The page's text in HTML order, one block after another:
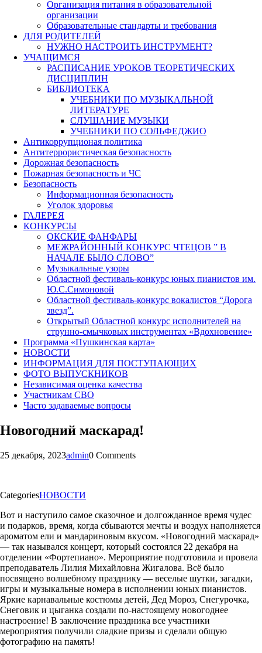
Организация питания в образовательной
организации
Образовательные стандарты и требования
ДЛЯ РОДИТЕЛЕЙ
НУЖНО НАСТРОИТЬ ИНСТРУМЕНТ?
УЧАЩИМСЯ
РАСПИСАНИЕ УРОКОВ ТЕОРЕТИЧЕСКИХ
ДИСЦИПЛИН
БИБЛИОТЕКА
УЧЕБНИКИ ПО МУЗЫКАЛЬНОЙ
ЛИТЕРАТУРЕ
СЛУШАНИЕ МУЗЫКИ
УЧЕБНИКИ ПО СОЛЬФЕДЖИО
Антикоррупционая политика
Антитеррористическая безопасность
Дорожная безопасность
Пожарная безопасность и ЧС
Безопасность
Информационная безопасность
Уголок здоровья
ГАЛЕРЕЯ
КОНКУРСЫ
ОКСКИЕ ФАНФАРЫ
МЕЖРАЙОННЫЙ КОНКУРС ЧТЕЦОВ ” В
НАЧАЛЕ БЫЛО СЛОВО”
Музыкальные узоры
Областной фестиваль-конкурс юных пианистов им.
Ю.С.Симоновой
Областной фестиваль-конкурс вокалистов “Дорога
звезд”.
Открытый Областной конкурс исполнителей на
струнно-смычковых инструментах «Вдохновение»
Программа «Пушкинская карта»
НОВОСТИ
ИНФОРМАЦИЯ ДЛЯ ПОСТУПАЮЩИХ
ФОТО ВЫПУСКНИКОВ
Независимая оценка качества
Участникам СВО
Часто задаваемые вопросы
Новогодний маскарад!
25 декабря, 2023admin0 Comments
CategoriesНОВОСТИ
Вот и наступило самое сказочное и долгожданное время чудес
и подарков, время, когда сбываются мечты и воздух наполняется
ароматом ели и мандариновым вкусом. «Новогодний маскарад»
— так назывался концерт, который состоялся 22 декабря на
отделении «Фортепиано». Мероприятие подготовила и провела
преподаватель Лилия Михайловна Жигалова. Всё было
посвящено волшебному празднику — веселые шутки, загадки,
игры и музыкальные номера в исполнении юных пианистов.
Яркие карнавальные костюмы детей, Дед Мороз, Снегурочка,
Снеговик и цыганка создали по-настоящему новогоднее
настроение! В заключение праздника все участники
мероприятия получили сладкие призы и сделали общую
фотографию на память!